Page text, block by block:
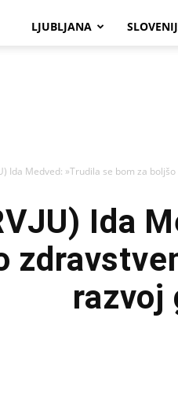
LJUBLJANA
Ida Medved: »Trudila se bom za
Ida
razvoj